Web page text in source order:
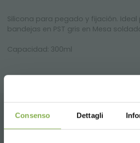
Consenso Dettagli
Silicona para pegado y fijación. Ideal
bandejas en PST gris en Mesa
Capacidad: 300ml
PRODUCTOS